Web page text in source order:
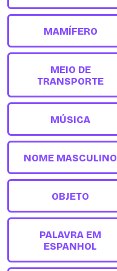
MAMÍFERO
MEIO DE
TRANSPORTE
MÚSICA
NOME MASCULINO
OBJETO
PALAVRA EM
ESPANHOL